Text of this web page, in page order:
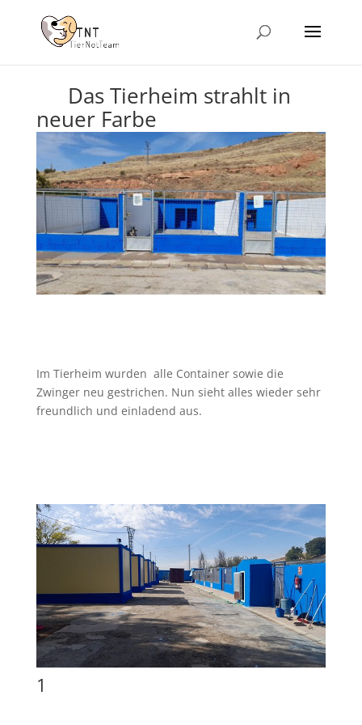
Das Tierheim strahlt in
neuer Farbe
Im Tierheim wurden alle Container sowie die
Zwinger neu gestrichen. Nun sieht alles wieder sehr
freundlich und einladend aus.
1